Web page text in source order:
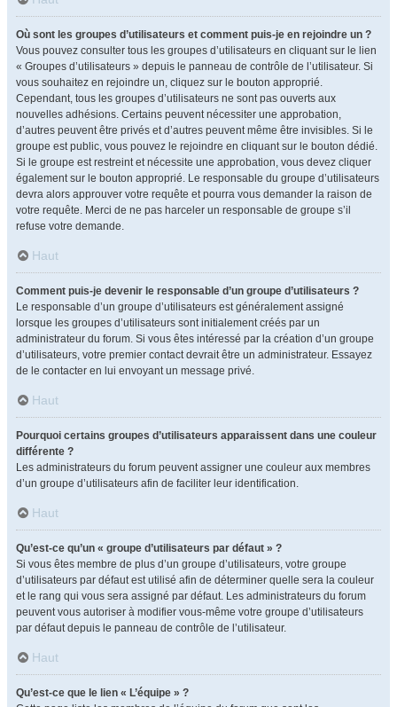
Où sont les groupes d’utilisateurs et comment puis-je en rejoindre un ?
Vous pouvez consulter tous les groupes d’utilisateurs en cliquant sur le lien
« Groupes d’utilisateurs » depuis le panneau de contrôle de l’utilisateur. Si
vous souhaitez en rejoindre un, cliquez sur le bouton approprié.
Cependant, tous les groupes d’utilisateurs ne sont pas ouverts aux
nouvelles adhésions. Certains peuvent nécessiter une approbation,
d’autres peuvent être privés et d’autres peuvent même être invisibles. Si le
groupe est public, vous pouvez le rejoindre en cliquant sur le bouton dédié.
Si le groupe est restreint et nécessite une approbation, vous devez cliquer
également sur le bouton approprié. Le responsable du groupe d’utilisateurs
devra alors approuver votre requête et pourra vous demander la raison de
votre requête. Merci de ne pas harceler un responsable de groupe s’il
refuse votre demande.
Haut
Comment puis-je devenir le responsable d’un groupe d’utilisateurs ?
Le responsable d’un groupe d’utilisateurs est généralement assigné
lorsque les groupes d’utilisateurs sont initialement créés par un
administrateur du forum. Si vous êtes intéressé par la création d’un groupe
d’utilisateurs, votre premier contact devrait être un administrateur. Essayez
de le contacter en lui envoyant un message privé.
Haut
Pourquoi certains groupes d’utilisateurs apparaissent dans une couleur
différente ?
Les administrateurs du forum peuvent assigner une couleur aux membres
d’un groupe d’utilisateurs afin de faciliter leur identification.
Haut
Qu’est-ce qu’un « groupe d’utilisateurs par défaut » ?
Si vous êtes membre de plus d’un groupe d’utilisateurs, votre groupe
d’utilisateurs par défaut est utilisé afin de déterminer quelle sera la couleur
et le rang qui vous sera assigné par défaut. Les administrateurs du forum
peuvent vous autoriser à modifier vous-même votre groupe d’utilisateurs
par défaut depuis le panneau de contrôle de l’utilisateur.
Haut
Qu’est-ce que le lien « L’équipe » ?